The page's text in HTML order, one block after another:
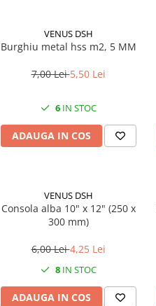
VENUS DSH
Burghiu metal hss m2, 5 MM
7,00 Lei5,50 Lei
6IN STOC
ADAUGA IN COS
VENUS DSH
Consola alba 10" x 12" (250 x
300 mm)
6,00 Lei4,25 Lei
8IN STOC
ADAUGA IN COS